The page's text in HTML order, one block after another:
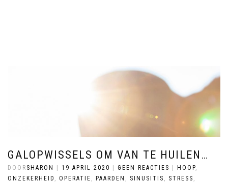
GALOPWISSELS OM VAN TE HUILEN…
DOOR SHARON 19 APRIL 2020 GEEN REACTIES HOOP,
ONZEKERHEID , OPERATIE , PAARDEN , SINUSITIS , STRESS ,